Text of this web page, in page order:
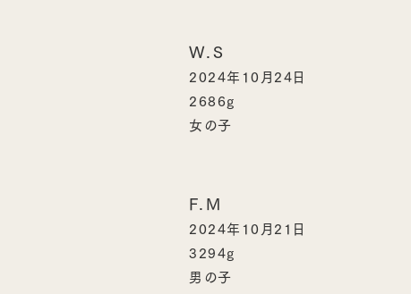
W.S
2024年10月24日
2686g
女の子
F.M
2024年10月21日
3294g
男の子